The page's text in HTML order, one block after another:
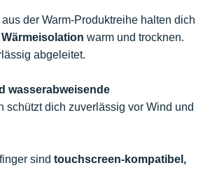
der Warm-Produktreihe halten dich
Wärmeisolation warm und trocknen.
abgeleitet.
wasserabweisende
schützt dich zuverlässig vor Wind und
sind touchscreen-kompatibel,